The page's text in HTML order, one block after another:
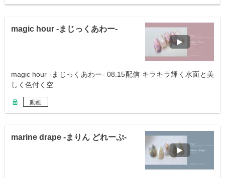
magic hour -まじっくあわー-
magic hour -まじっくあわー- 08.15配信 キラキラ輝く水面と美
しく色付く空…
動画
marine drape -まりん どれーぷ-